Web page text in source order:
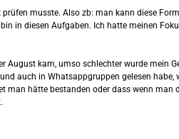
musste. Also zb: man kann diese
in diesen Aufgaben. Ich hatte meinen
August kam, umso schlechter wurde mein
auch in Whatsappgruppen gelesen habe,
man hätte bestanden oder dass wenn man